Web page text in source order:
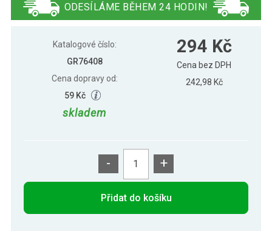
kg
517 Kč
Gorilla Sports Litinový zátěžový kotouč,
stříbrná, 1,25 kg
Gorilla Sports Litinový zátěžový
1 522 Kč
ODESÍLÁME BĚHEM 24 HODIN!
Katalogové číslo:
GR76408
Cena dopravy od:
59 Kč
skladem
294 Kč
Cena bez DPH
242,98 Kč
- +
Přidat do košíku